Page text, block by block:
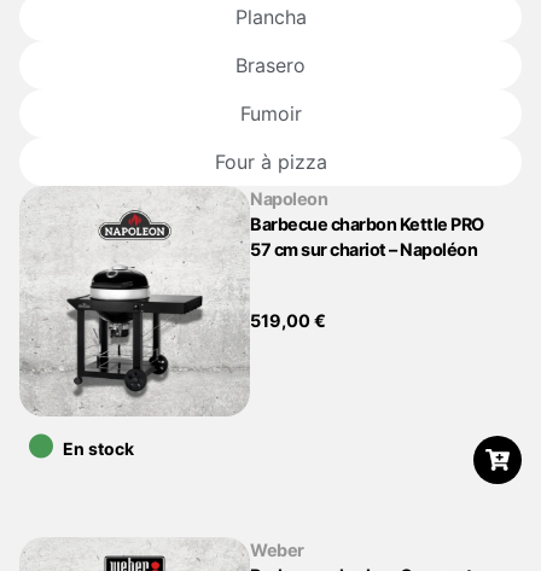
Plancha
Brasero
Fumoir
Four à pizza
Napoleon
Barbecue charbon Kettle PRO
57 cm sur chariot – Napoléon
519,00€
•En stock
Weber